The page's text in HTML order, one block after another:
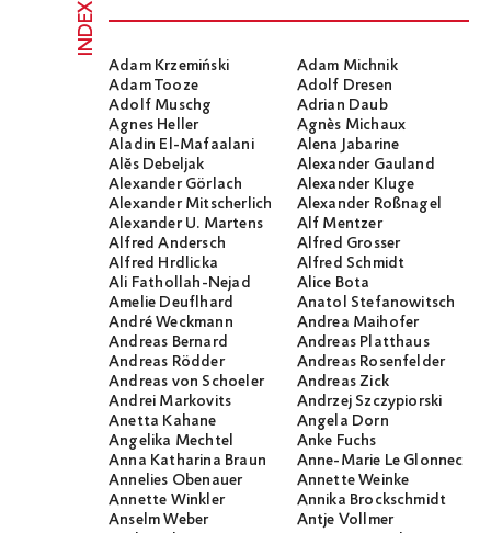
INDEX
Adam Krzemiński
Adam Michnik
Adam Tooze
Adolf Dresen
Adolf Muschg
Adrian Daub
Agnes Heller
Agnès Michaux
Aladin El-Mafaalani
Alena Jabarine
Alĕs Debeljak
Alexander Gauland
Alexander Görlach
Alexander Kluge
Alexander Mitscherlich
Alexander Roßnagel
Alexander U. Martens
Alf Mentzer
Alfred Andersch
Alfred Grosser
Alfred Hrdlicka
Alfred Schmidt
Ali Fathollah-Nejad
Alice Bota
Amelie Deuflhard
Anatol Stefanowitsch
André Weckmann
Andrea Maihofer
Andreas Bernard
Andreas Platthaus
Andreas Rödder
Andreas Rosenfelder
Andreas von Schoeler
Andreas Zick
Andrei Markovits
Andrzej Szczypiorski
Anetta Kahane
Angela Dorn
Angelika Mechtel
Anke Fuchs
Anna Katharina Braun
Anne-Marie Le Glonnec
Annelies Obenauer
Annette Weinke
Annette Winkler
Annika Brockschmidt
Anselm Weber
Antje Vollmer